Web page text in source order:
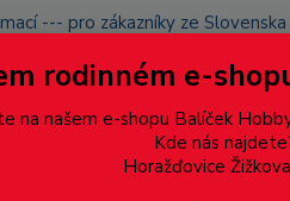
--- pro zákazníky ze
nevyzvednete, bude po
přidán na blacklist a rušeny
Více
rodinném e-
na našem e-shopu Balíček
Kde nás
Horažďovice